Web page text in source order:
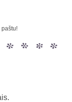
paštu!